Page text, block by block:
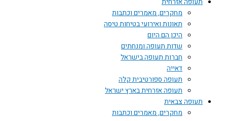
מחקרים, מאמרים וכתבות
תאונות ואירועי בטיחות טיסה
היכן הם היום
שדות תעופה ומנחתים
חברות תעופה בישראל
דאייה
תעופה ספורטיבית קלה
תעופה אזרחית בארץ ישראל
תעופה צבאית
מחקרים, מאמרים וכתבות